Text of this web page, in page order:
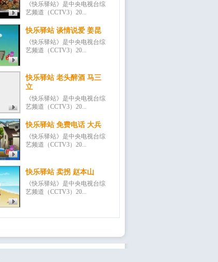
《快乐驿站》是中央电视台综
艺频道（CCTV3）20...
快乐驿站 谈情说爱 姜昆
《快乐驿站》是中央电视台综
艺频道（CCTV3）20...
快乐驿站 老头醉酒 马三
立
《快乐驿站》是中央电视台综
艺频道（CCTV3）20...
快乐驿站 免费电话 大兵
《快乐驿站》是中央电视台综
艺频道（CCTV3）20...
快乐驿站 卖拐 赵本山
《快乐驿站》是中央电视台综
艺频道（CCTV3）20...